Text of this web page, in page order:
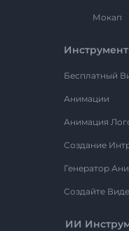
Мокап
Бесплатный
Анимации
Анимация
Создание
Генератор
Создайте
ИИ